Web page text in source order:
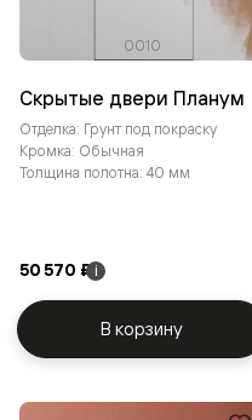
0010
Скрытые двери Планум
Отделка: Грунт под покраску
Кромка: Обычная
Толщина полотна: 40 мм
50 570 ₽ i
В корзину